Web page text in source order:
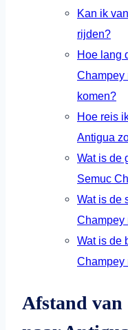
Kan ik
rijden?
Hoe lang
Champey
komen?
Hoe reis
Antigua
Wat is de
Semuc
Wat is de
Champey
Wat is de
Champey
Afstand van